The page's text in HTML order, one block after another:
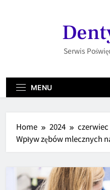
Serwis
MENU
Home 2024
czerwiec
Wpływ zębów mlecznych